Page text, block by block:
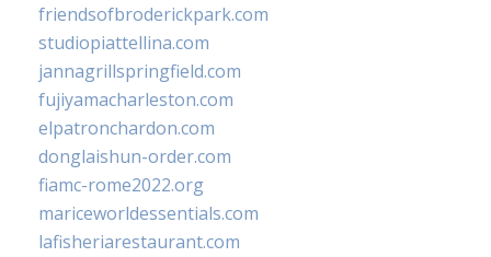
friendsofbroderickpark.com
studiopiattellina.com
jannagrillspringfield.com
fujiyamacharleston.com
elpatronchardon.com
donglaishun-order.com
fiamc-rome2022.org
mariceworldessentials.com
lafisheriarestaurant.com